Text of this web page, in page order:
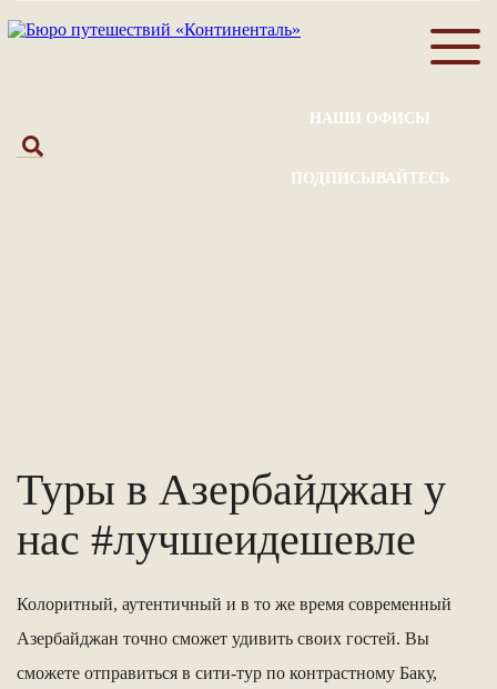
НАШИ ОФИСЫ
ПОДПИСЫВАЙТЕСЬ
Туры в Азербайджан у
нас #лучшеидешевле
Колоритный, аутентичный и в то же время современный
Азербайджан точно сможет удивить своих гостей. Вы
сможете отправиться в сити-тур по контрастному Баку,